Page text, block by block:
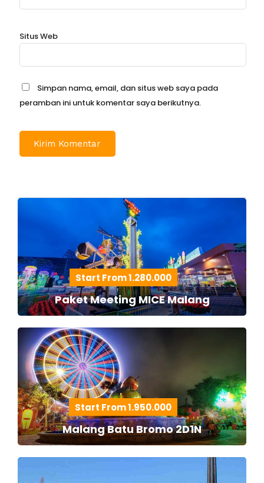
Situs Web
Simpan nama, email, dan situs web saya pada
peramban ini untuk komentar saya berikutnya.
Start From 1.280.000
Paket Meeting MICE Malang
Start From 1.950.000
Malang Batu Bromo 2D1N